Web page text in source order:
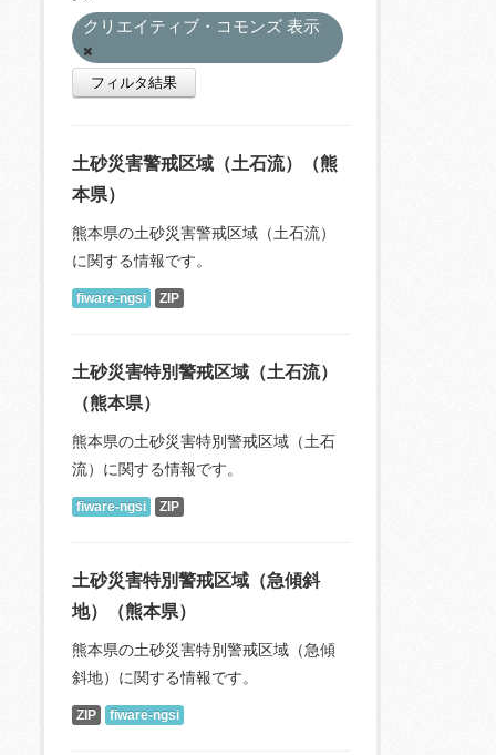
クリエイティブ・コモンズ 表示
フィルタ結果
土砂災害警戒区域（土石流）（熊
本県）
熊本県の土砂災害警戒区域（土石流）
に関する情報です。
fiware-ngsi ZIP
土砂災害特別警戒区域（土石流）
（熊本県）
熊本県の土砂災害特別警戒区域（土石
流）に関する情報です。
fiware-ngsi ZIP
土砂災害特別警戒区域（急傾斜
地）（熊本県）
熊本県の土砂災害特別警戒区域（急傾
斜地）に関する情報です。
ZIP fiware-ngsi